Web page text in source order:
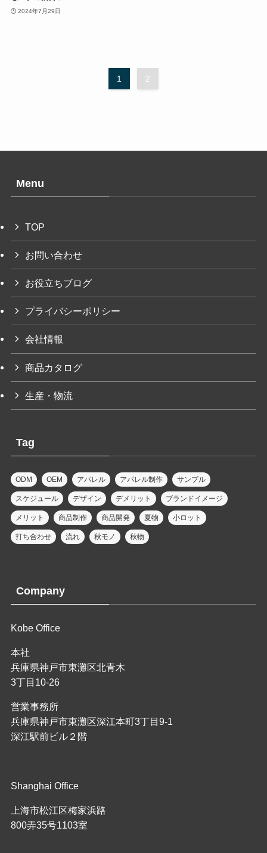
2024年7月29日
1 2
Menu
TOP
お問い合わせ
お役立ちブログ
プライバシーポリシー
会社情報
商品カタログ
生産・物流
Tag
ODM OEM アパレル アパレル制作 サンプル
スケジュール デザイン デメリット ブランドイメージ
メリット 商品制作 商品開発 夏物 小ロット
打ち合わせ 流れ 秋モノ 秋物
Company
Kobe Office
本社
兵庫県神戸市東灘区北青木
3丁目10-26
営業事務所
兵庫県神戸市東灘区深江本町3丁目9-1
深江駅前ビル２階
Shanghai Office
上海市松江区梅家浜路
800弄35号1103室